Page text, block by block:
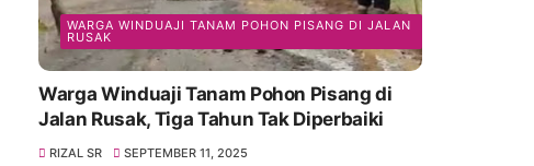
WARGA WINDUAJI TANAM POHON PISANG DI JALAN
RUSAK
Warga Winduaji Tanam Pohon Pisang di
Jalan Rusak, Tiga Tahun Tak Diperbaiki
RIZAL SR SEPTEMBER 11, 2025